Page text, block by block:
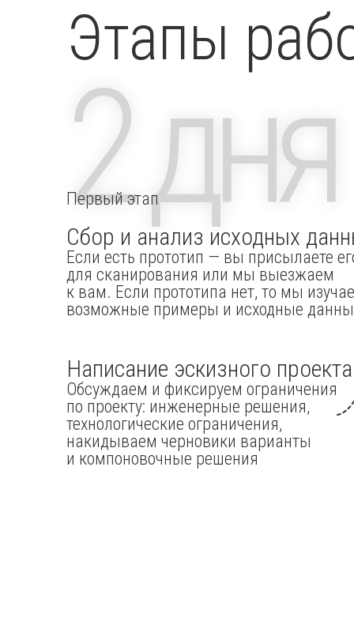
2 дня
Этапы
Первый этап
Сбор и анализ исходных
Если есть прототип — вы присылаете
для сканирования или мы выезжаем
к вам. Если прототипа нет, то мы
возможные примеры и исходные
Написание эскизного проекта
Обсуждаем и фиксируем ограничения
по проекту: инженерные решения,
технологические ограничения,
накидываем черновики варианты
и компоновочные решения